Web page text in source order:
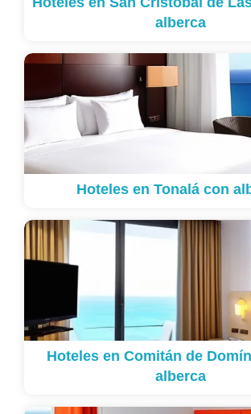
alberca
Hoteles en Tonalá con
Hoteles en Comitán de
alberca